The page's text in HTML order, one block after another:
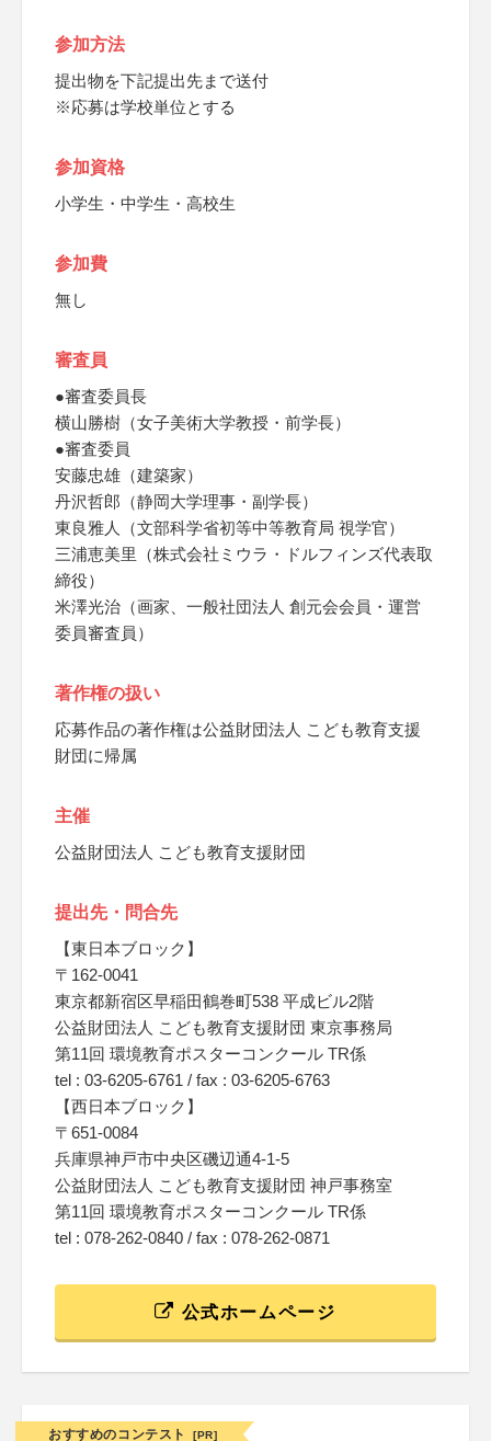
参加方法
提出物を下記提出先まで送付
※応募は学校単位とする
参加資格
小学生・中学生・高校生
参加費
無し
審査員
●審査委員長
横山勝樹（女子美術大学教授・前学長）
●審査委員
安藤忠雄（建築家）
丹沢哲郎（静岡大学理事・副学長）
東良雅人（文部科学省初等中等教育局 視学官）
三浦恵美里（株式会社ミウラ・ドルフィンズ代表取
締役）
米澤光治（画家、一般社団法人 創元会会員・運営
委員審査員）
著作権の扱い
応募作品の著作権は公益財団法人 こども教育支援
財団に帰属
主催
公益財団法人 こども教育支援財団
提出先・問合先
【東日本ブロック】
〒162-0041
東京都新宿区早稲田鶴巻町538 平成ビル2階
公益財団法人 こども教育支援財団 東京事務局
第11回 環境教育ポスターコンクール TR係
tel : 03-6205-6761 / fax : 03-6205-6763
【西日本ブロック】
〒651-0084
兵庫県神戸市中央区磯辺通4-1-5
公益財団法人 こども教育支援財団 神戸事務室
第11回 環境教育ポスターコンクール TR係
tel : 078-262-0840 / fax : 078-262-0871
公式ホームページ
おすすめのコンテスト [PR]